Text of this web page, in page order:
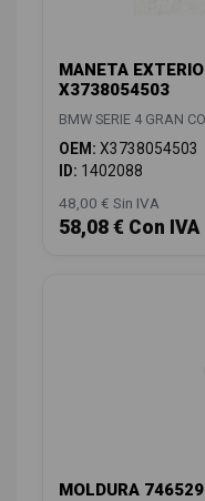
MANETA
X3738054503
BMW SERIE 4 GRAN
OEM: X3738054503
ID: 1402088
48,00 € Sin IVA
58,08 € Con IVA
MOLDURA